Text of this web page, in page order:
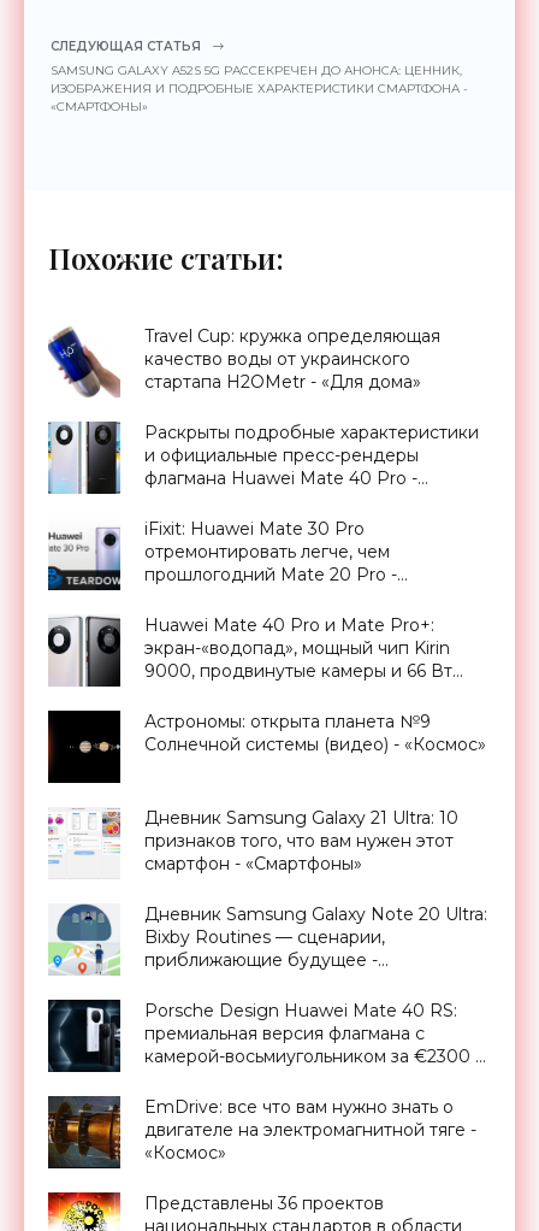
СЛЕДУЮЩАЯ СТАТЬЯ
SAMSUNG GALAXY A52S 5G РАССЕКРЕЧЕН ДО АНОНСА: ЦЕННИК,
ИЗОБРАЖЕНИЯ И ПОДРОБНЫЕ ХАРАКТЕРИСТИКИ СМАРТФОНА -
«СМАРТФОНЫ»
Похожие статьи:
Travel Cup: кружка определяющая
качество воды от украинского
стартапа H2OMetr - «Для дома»
Раскрыты подробные характеристики
и официальные пресс-рендеры
флагмана Huawei Mate 40 Pro -
iFixit: Huawei Mate 30 Pro
отремонтировать легче, чем
прошлогодний Mate 20 Pro -
Huawei Mate 40 Pro и Mate Pro+:
экран-«водопад», мощный чип Kirin
9000, продвинутые камеры и 66 Вт
Астрономы: открыта планета №9
Солнечной системы (видео) - «Космос»
Дневник Samsung Galaxy 21 Ultra: 10
признаков того, что вам нужен этот
смартфон - «Смартфоны»
Дневник Samsung Galaxy Note 20 Ultra:
Bixby Routines — сценарии,
приближающие будущее -
Porsche Design Huawei Mate 40 RS:
премиальная версия флагмана с
камерой-восьмиугольником за €2300 -
EmDrive: все что вам нужно знать о
двигателе на электромагнитной тяге -
«Космос»
Представлены 36 проектов
национальных стандартов в области